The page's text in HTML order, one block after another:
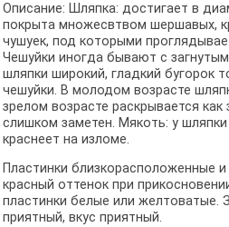
Описание: Шляпка: достигает в
покрыта множесвтвом шершавых,
чушуек, под которыми
Чешуйки иногда бывают с
шляпки широкий, гладкий бугорок
чешуйки. В молодом возрасте
зрелом возрасте раскрывается как
слишком заметен. Мякоть: у
краснеет на изломе.
Пластинки близкорасположенные
красный оттенок при
пластинки белые или желтоватые.
приятный, вкус приятный.